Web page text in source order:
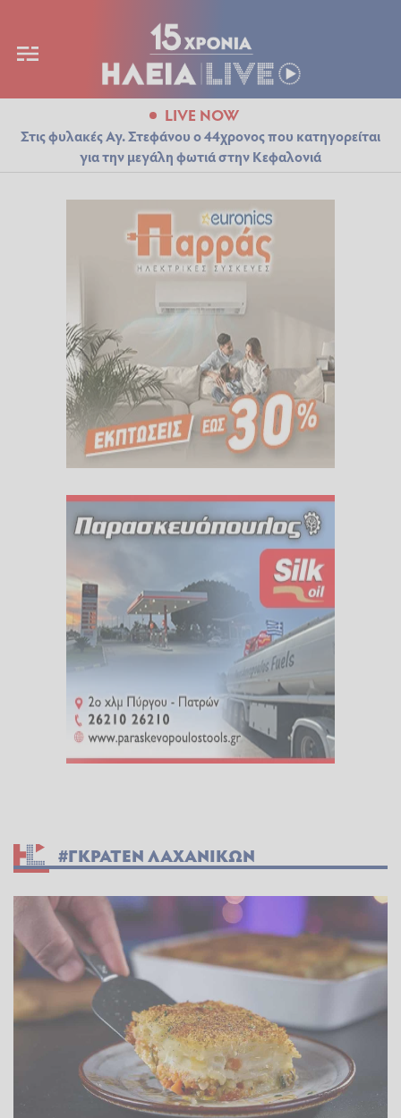
LIVE NOW
Στις φυλακές Αγ. Στεφάνου ο 44χρονος που κατηγορείται
για την μεγάλη φωτιά στην Κεφαλονιά
#ΓΚΡΑΤΕΝ ΛΑΧΑΝΙΚΩΝ